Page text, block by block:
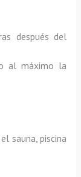
después del
al máximo la
sauna, piscina